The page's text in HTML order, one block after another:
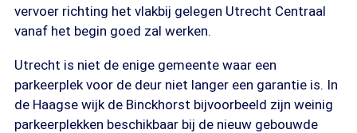
vervoer richting het vlakbij gelegen Utrecht Centraal
vanaf het begin goed zal werken.
Utrecht is niet de enige gemeente waar een
parkeerplek voor de deur niet langer een garantie is. In
de Haagse wijk de Binckhorst bijvoorbeeld zijn weinig
parkeerplekken beschikbaar bij de nieuw gebouwde